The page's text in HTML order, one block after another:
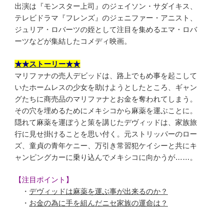
出演は『モンスター上司』のジェイソン・サダイキス、
テレビドラマ『フレンズ』のジェニファー・アニスト、
ジュリア・ロバーツの姪として注目を集めるエマ・ロバ
ーツなどが集結したコメディ映画。
★★ストーリー★★
マリファナの売人デビッドは、路上でもめ事を起こして
いたホームレスの少女を助けようとしたところ、ギャン
グたちに商売品のマリファナとお金を奪われてしまう。
その穴を埋めるためにメキシコから麻薬を運ぶことに。
隠れて麻薬を運ぼうと策を講じたデヴィッドは、家族旅
行に見せ掛けることを思い付く。元ストリッパーのロー
ズ、童貞の青年ケニー、万引き常習犯ケイシーと共にキ
ャンピングカーに乗り込んでメキシコに向かうが……。
【注目ポイント】
・ デヴィッドは麻薬を運ぶ事が出来るのか？
・ お金の為に手を組んだニセ家族の運命は？